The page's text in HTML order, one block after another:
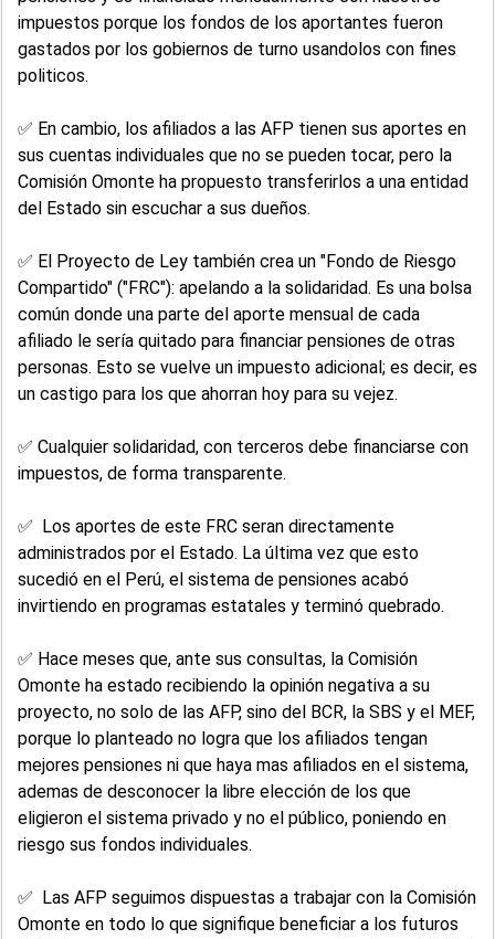
impuestos porque los fondos de los aportantes fueron
gastados por los gobiernos de turno usandolos con fines
politicos.
✅ En cambio, los afiliados a las AFP tienen sus aportes en
sus cuentas individuales que no se pueden tocar, pero la
Comisión Omonte ha propuesto transferirlos a una entidad
del Estado sin escuchar a sus dueños.
✅ El Proyecto de Ley también crea un "Fondo de Riesgo
Compartido" ("FRC"): apelando a la solidaridad. Es una bolsa
común donde una parte del aporte mensual de cada
afiliado le sería quitado para financiar pensiones de otras
personas. Esto se vuelve un impuesto adicional; es decir, es
un castigo para los que ahorran hoy para su vejez.
✅ Cualquier solidaridad, con terceros debe financiarse con
impuestos, de forma transparente.
✅ Los aportes de este FRC seran directamente
administrados por el Estado. La última vez que esto
sucedió en el Perú, el sistema de pensiones acabó
invirtiendo en programas estatales y terminó quebrado.
✅ Hace meses que, ante sus consultas, la Comisión
Omonte ha estado recibiendo la opinión negativa a su
proyecto, no solo de las AFP, sino del BCR, la SBS y el MEF,
porque lo planteado no logra que los afiliados tengan
mejores pensiones ni que haya mas afiliados en el sistema,
ademas de desconocer la libre elección de los que
eligieron el sistema privado y no el público, poniendo en
riesgo sus fondos individuales.
✅ Las AFP seguimos dispuestas a trabajar con la Comisión
Omonte en todo lo que signifique beneficiar a los futuros